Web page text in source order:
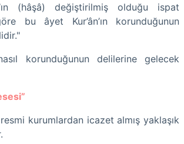
(hâşâ) değiştirilmiş olduğu ispat
bu âyet Kur’ân’ın korunduğunun
korunduğunun delilerine gelecek
kurumlardan icazet almış yaklaşık